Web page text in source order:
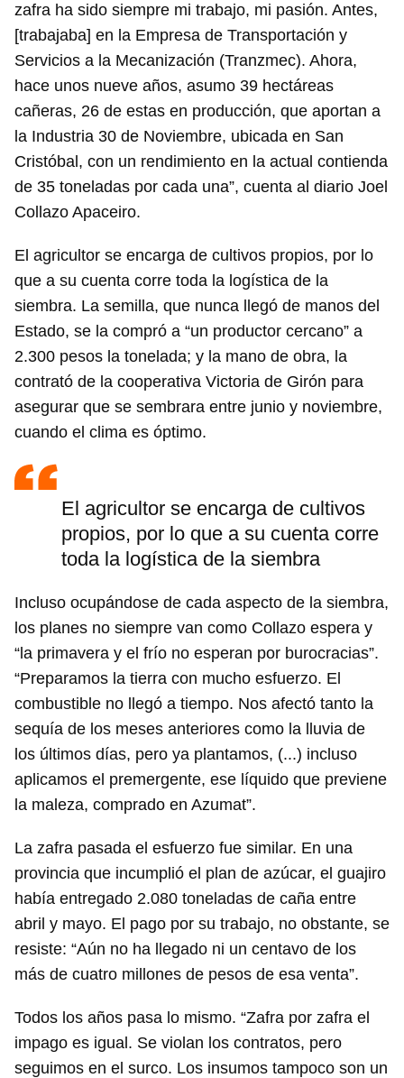
zafra ha sido siempre mi trabajo, mi pasión. Antes,
[trabajaba] en la Empresa de Transportación y
Servicios a la Mecanización (Tranzmec). Ahora,
hace unos nueve años, asumo 39 hectáreas
cañeras, 26 de estas en producción, que aportan a
la Industria 30 de Noviembre, ubicada en San
Cristóbal, con un rendimiento en la actual contienda
de 35 toneladas por cada una”, cuenta al diario Joel
Collazo Apaceiro.
El agricultor se encarga de cultivos propios, por lo
que a su cuenta corre toda la logística de la
siembra. La semilla, que nunca llegó de manos del
Estado, se la compró a “un productor cercano” a
2.300 pesos la tonelada; y la mano de obra, la
contrató de la cooperativa Victoria de Girón para
asegurar que se sembrara entre junio y noviembre,
cuando el clima es óptimo.
El agricultor se encarga de cultivos
propios, por lo que a su cuenta corre
toda la logística de la siembra
Incluso ocupándose de cada aspecto de la siembra,
los planes no siempre van como Collazo espera y
“la primavera y el frío no esperan por burocracias”.
“Preparamos la tierra con mucho esfuerzo. El
combustible no llegó a tiempo. Nos afectó tanto la
sequía de los meses anteriores como la lluvia de
los últimos días, pero ya plantamos, (...) incluso
aplicamos el premergente, ese líquido que previene
la maleza, comprado en Azumat”.
La zafra pasada el esfuerzo fue similar. En una
provincia que incumplió el plan de azúcar, el guajiro
había entregado 2.080 toneladas de caña entre
abril y mayo. El pago por su trabajo, no obstante, se
resiste: “Aún no ha llegado ni un centavo de los
más de cuatro millones de pesos de esa venta”.
Todos los años pasa lo mismo. “Zafra por zafra el
impago es igual. Se violan los contratos, pero
seguimos en el surco. Los insumos tampoco son un